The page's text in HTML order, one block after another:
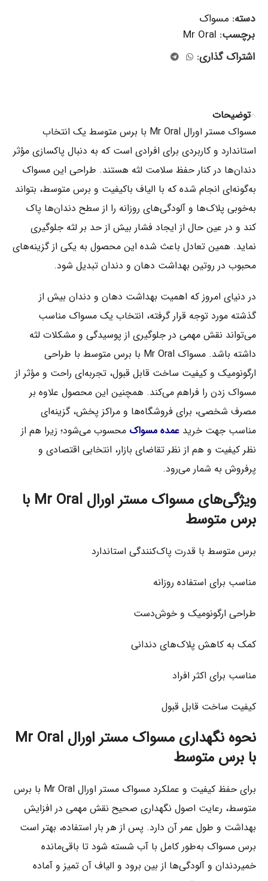
دسته: مسواک
برچسب: Mr Oral
اشتراک گذاری:
توضیحات
مسواک مستر اورال Mr Oral با برس متوسط یک انتخاب
استاندارد و کاربردی برای افرادی است که به دنبال پاکسازی مؤثر
دندان‌ها در کنار حفظ سلامت لثه هستند. طراحی این مسواک
به‌گونه‌ای انجام شده که با الیاف باکیفیت و برس متوسط، بتواند
به‌خوبی پلاک‌ها و آلودگی‌های روزانه را از سطح دندان‌ها پاک
کند و در عین حال از ایجاد فشار بیش از حد بر لثه جلوگیری
نماید. همین تعادل باعث شده این محصول به یکی از گزینه‌های
محبوب در روتین بهداشت دهان و دندان تبدیل شود.
در دنیای امروز که اهمیت بهداشت دهان و دندان بیش از
گذشته مورد توجه قرار گرفته، انتخاب یک مسواک مناسب
می‌تواند نقش مهمی در جلوگیری از پوسیدگی و مشکلات لثه
داشته باشد. مسواک Mr Oral با برس متوسط با طراحی
ارگونومیک و کیفیت ساخت قابل قبول، تجربه‌ای راحت و مؤثر از
مسواک زدن را فراهم می‌کند. همچنین این محصول علاوه بر
مصرف شخصی، برای فروشگاه‌ها و مراکز پخش، گزینه‌ای
مناسب جهت خرید عمده مسواک محسوب می‌شود؛ زیرا هم از
نظر کیفیت و هم از نظر تقاضای بازار، انتخابی اقتصادی و
پرفروش به شمار می‌رود.
ویژگی‌های مسواک مستر اورال Mr Oral با
برس متوسط
برس متوسط با قدرت پاک‌کنندگی استاندارد
مناسب برای استفاده روزانه
طراحی ارگونومیک و خوش‌دست
کمک به کاهش پلاک‌های دندانی
مناسب برای اکثر افراد
کیفیت ساخت قابل قبول
نحوه نگهداری مسواک مستر اورال Mr Oral
با برس متوسط
برای حفظ کیفیت و عملکرد مسواک مستر اورال Mr Oral با برس
متوسط، رعایت اصول نگهداری صحیح نقش مهمی در افزایش
بهداشت و طول عمر آن دارد. پس از هر بار استفاده، بهتر است
برس مسواک به‌طور کامل با آب شسته شود تا باقی‌مانده
خمیردندان و آلودگی‌ها از بین برود و الیاف آن تمیز و آماده